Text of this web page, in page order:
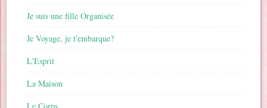
Je suis une fille Organisée
Je Voyage, je t'embarque?
L'Esprit
La Maison